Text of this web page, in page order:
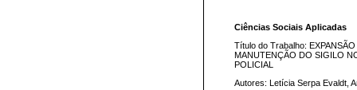
Ciências Sociais Aplicadas
Título do Trabalho:
MANUTENÇÃO DO SIGILO
POLICIAL
Autores: Letícia Serpa Evaldt,